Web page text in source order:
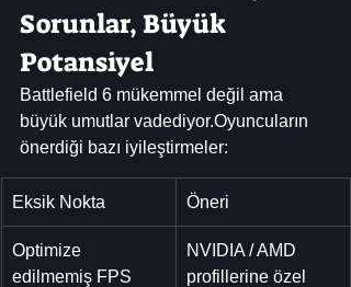
Sorunlar, Büyük
Potansiyel
Battlefield 6 mükemmel değil ama
büyük umutlar vadediyor.Oyuncuların
önerdiği bazı iyileştirmeler:
Eksik Nokta Öneri
Optimize
edilmemiş FPS
NVIDIA / AMD
profillerine özel